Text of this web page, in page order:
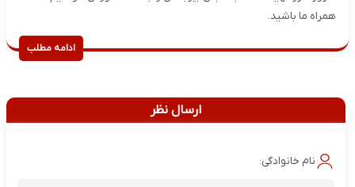
همراه ما باشید.
ادامه مطلب
ارسال نظر
نام خانوادگی: